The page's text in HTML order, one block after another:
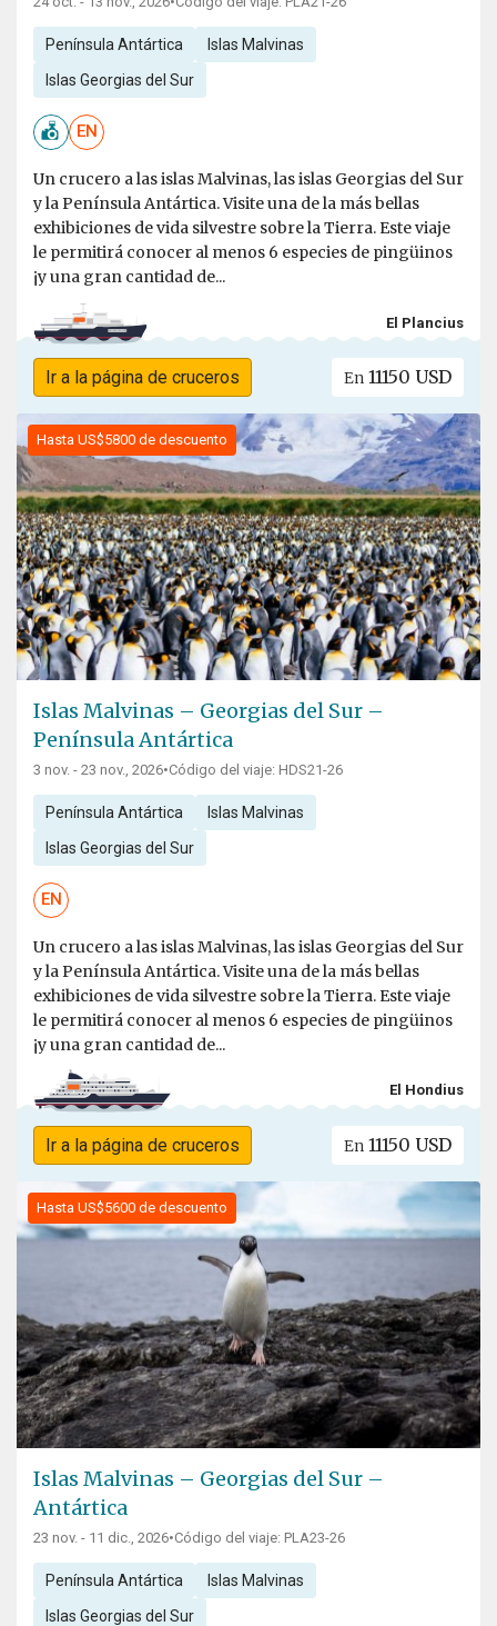
Península Antártica Islas Malvinas
Islas Georgias del Sur
EN
Un crucero a las islas Malvinas, las islas Georgias del Sur
y la Península Antártica. Visite una de la más bellas
exhibiciones de vida silvestre sobre la Tierra. Este viaje
le permitirá conocer al menos 6 especies de pingüinos
¡y una gran cantidad de...
El Plancius
Ir a la página de cruceros En 11150 USD
Hasta US$5800 de descuento
Islas Malvinas – Georgias del Sur –
Península Antártica
3 nov. - 23 nov., 2026•Código del viaje: HDS21-26
Península Antártica Islas Malvinas
Islas Georgias del Sur
EN
Un crucero a las islas Malvinas, las islas Georgias del Sur
y la Península Antártica. Visite una de la más bellas
exhibiciones de vida silvestre sobre la Tierra. Este viaje
le permitirá conocer al menos 6 especies de pingüinos
¡y una gran cantidad de...
El Hondius
Ir a la página de cruceros En 11150 USD
Hasta US$5600 de descuento
Islas Malvinas – Georgias del Sur –
Antártica
23 nov. - 11 dic., 2026•Código del viaje: PLA23-26
Península Antártica Islas Malvinas
Islas Georgias del Sur